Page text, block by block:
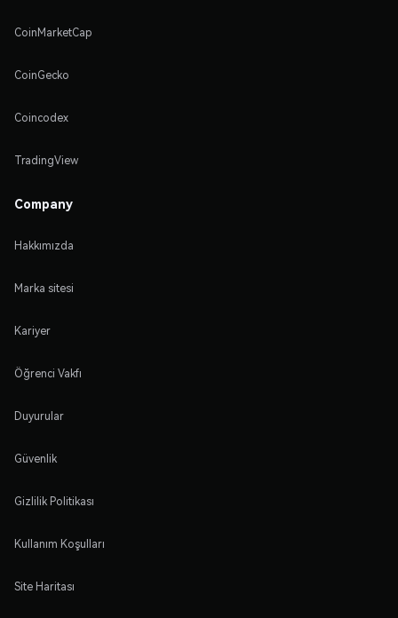
CoinMarketCap
CoinGecko
Coincodex
TradingView
Company
Hakkımızda
Marka sitesi
Kariyer
Öğrenci Vakfı
Duyurular
Güvenlik
Gizlilik Politikası
Kullanım Koşulları
Site Haritası